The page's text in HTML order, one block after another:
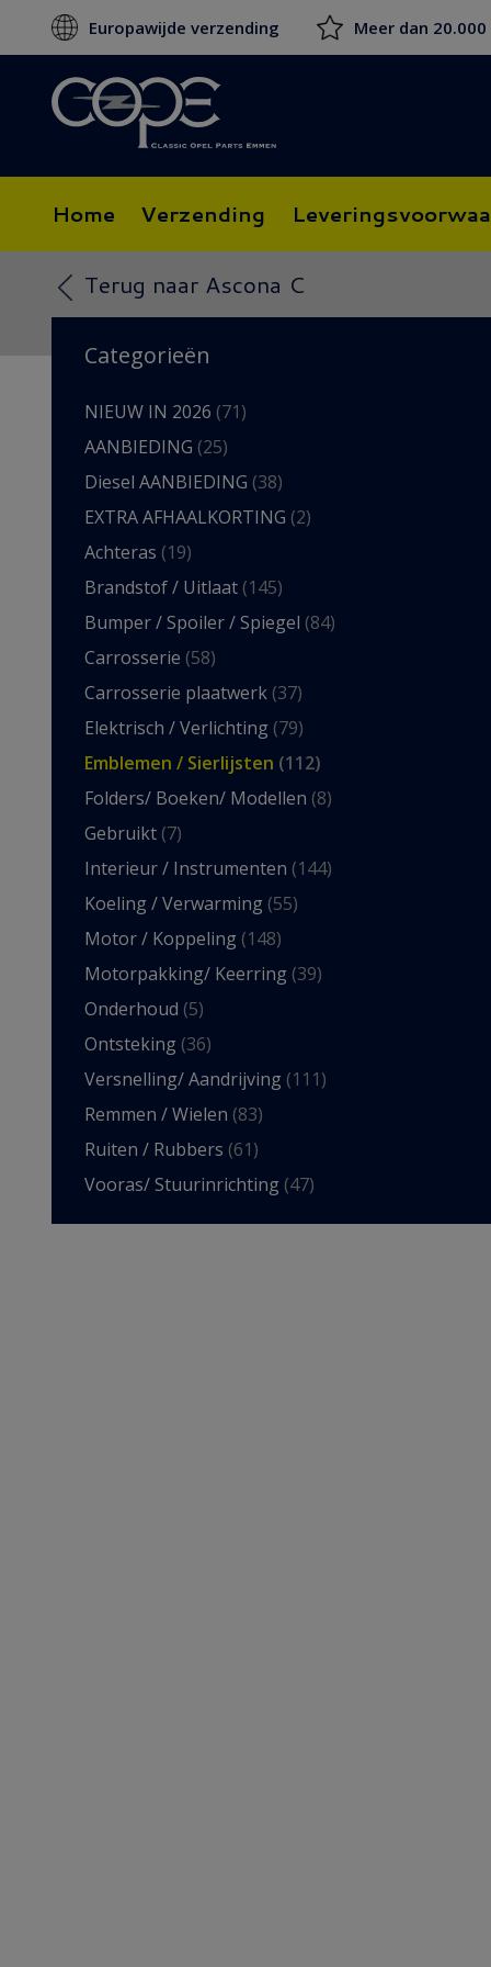
Europawijde verzending Meer dan
Home Verzending
Terug naar Ascona C
Categorieën
NIEUW IN 2026 (71)
AANBIEDING (25)
Diesel AANBIEDING (38)
EXTRA AFHAALKORTING (2)
Achteras (19)
Brandstof / Uitlaat (145)
Bumper / Spoiler / Spiegel (84)
Carrosserie (58)
Carrosserie plaatwerk (37)
Elektrisch / Verlichting (79)
Emblemen / Sierlijsten (112)
Folders/ Boeken/ Modellen (8)
Gebruikt (7)
Interieur / Instrumenten (144)
Koeling / Verwarming (55)
Motor / Koppeling (148)
Motorpakking/ Keerring (39)
Onderhoud (5)
Ontsteking (36)
Versnelling/ Aandrijving (111)
Remmen / Wielen (83)
Ruiten / Rubbers (61)
Vooras/ Stuurinrichting (47)